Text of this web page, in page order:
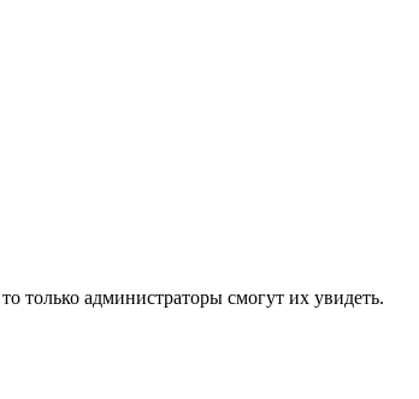
только администраторы смогут их увидеть.